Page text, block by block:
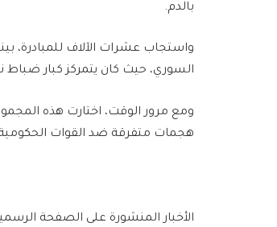
بالدم.
واستجاب عشرات الآلاف للمبادرة،
السوري، حيث كان يتمركز كبار ضباط
ومع مرور الوقت، اختارت هذه
هجمات متفرقة ضد القوات
الأخبار المنشورة على الصفحة